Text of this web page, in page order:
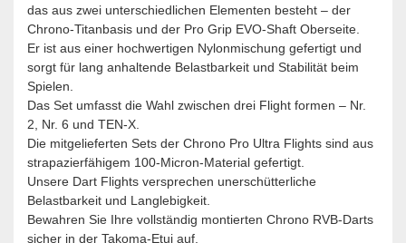
das aus zwei unterschiedlichen Elementen besteht – der
Chrono-Titanbasis und der Pro Grip EVO-Shaft Oberseite.
Er ist aus einer hochwertigen Nylonmischung gefertigt und
sorgt für lang anhaltende Belastbarkeit und Stabilität beim
Spielen.
Das Set umfasst die Wahl zwischen drei Flight formen – Nr.
2, Nr. 6 und TEN-X.
Die mitgelieferten Sets der Chrono Pro Ultra Flights sind aus
strapazierfähigem 100-Micron-Material gefertigt.
Unsere Dart Flights versprechen unerschütterliche
Belastbarkeit und Langlebigkeit.
Bewahren Sie Ihre vollständig montierten Chrono RVB-Darts
sicher in der Takoma-Etui auf,